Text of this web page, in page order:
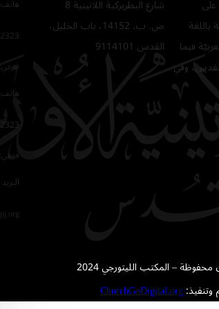
باللغة
فيما
وفي
شارع البطريركية اللاتينية 8
ص. ب. 14152، باب الخليل،
القدس 9114101
فرعي: 464
هاتف
فرعي: 216
– المكتب الليتورجي 2024
ChurchGoDigital.org